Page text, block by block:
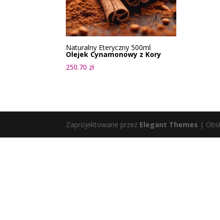
Naturalny Eteryczny 500ml
Olejek Cynamonowy z Kory
250.70 zł
Zaprojektowane przez Elegant Themes |